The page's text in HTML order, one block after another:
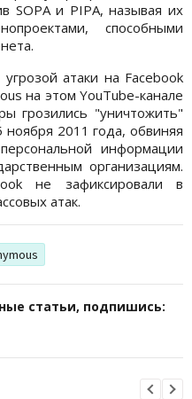
SOPA и PIPA, называя их
способными
атаки на Facebook
на этом YouTube-канале
грозились "уничтожить"
2011 года, обвиняя
информации
организациям.
не зафиксировали в
атак.
статьи, подпишись: